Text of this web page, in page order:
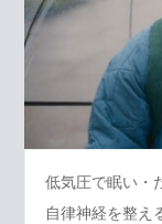
低気圧で眠い・
自律神経を整え